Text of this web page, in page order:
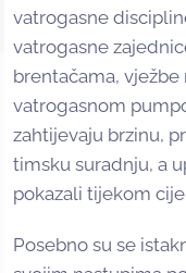
vatrogasne
vatrogasne
brentačama,
vatrogasnom
zahtijevaju brzinu,
timsku suradnju, a
pokazali tijekom
Posebno su se